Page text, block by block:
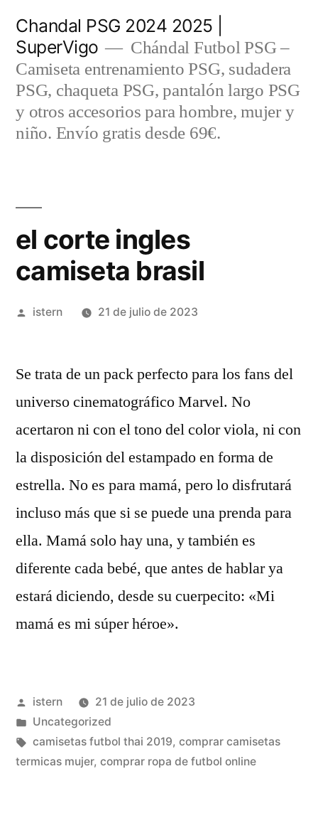
contenido
Chandal PSG 2024 2025 |
SuperVigo
Chándal Futbol PSG –
Camiseta entrenamiento PSG, sudadera
PSG, chaqueta PSG, pantalón largo PSG
y otros accesorios para hombre, mujer y
niño. Envío gratis desde 69€.
el corte ingles
camiseta brasil
Publicado
istern 21 de julio de 2023
Se trata de un pack perfecto para los fans del
universo cinematográfico Marvel. No
acertaron ni con el tono del color viola, ni con
la disposición del estampado en forma de
estrella. No es para mamá, pero lo disfrutará
incluso más que si se puede una prenda para
ella. Mamá solo hay una, y también es
diferente cada bebé, que antes de hablar ya
estará diciendo, desde su cuerpecito: «Mi
mamá es mi súper héroe».
Publicado
por
istern
21 de julio de 2023
Publicado
en
Uncategorized
Etiquetas:
camisetas futbol thai 2019, comprar camisetas
termicas mujer, comprar ropa de futbol online